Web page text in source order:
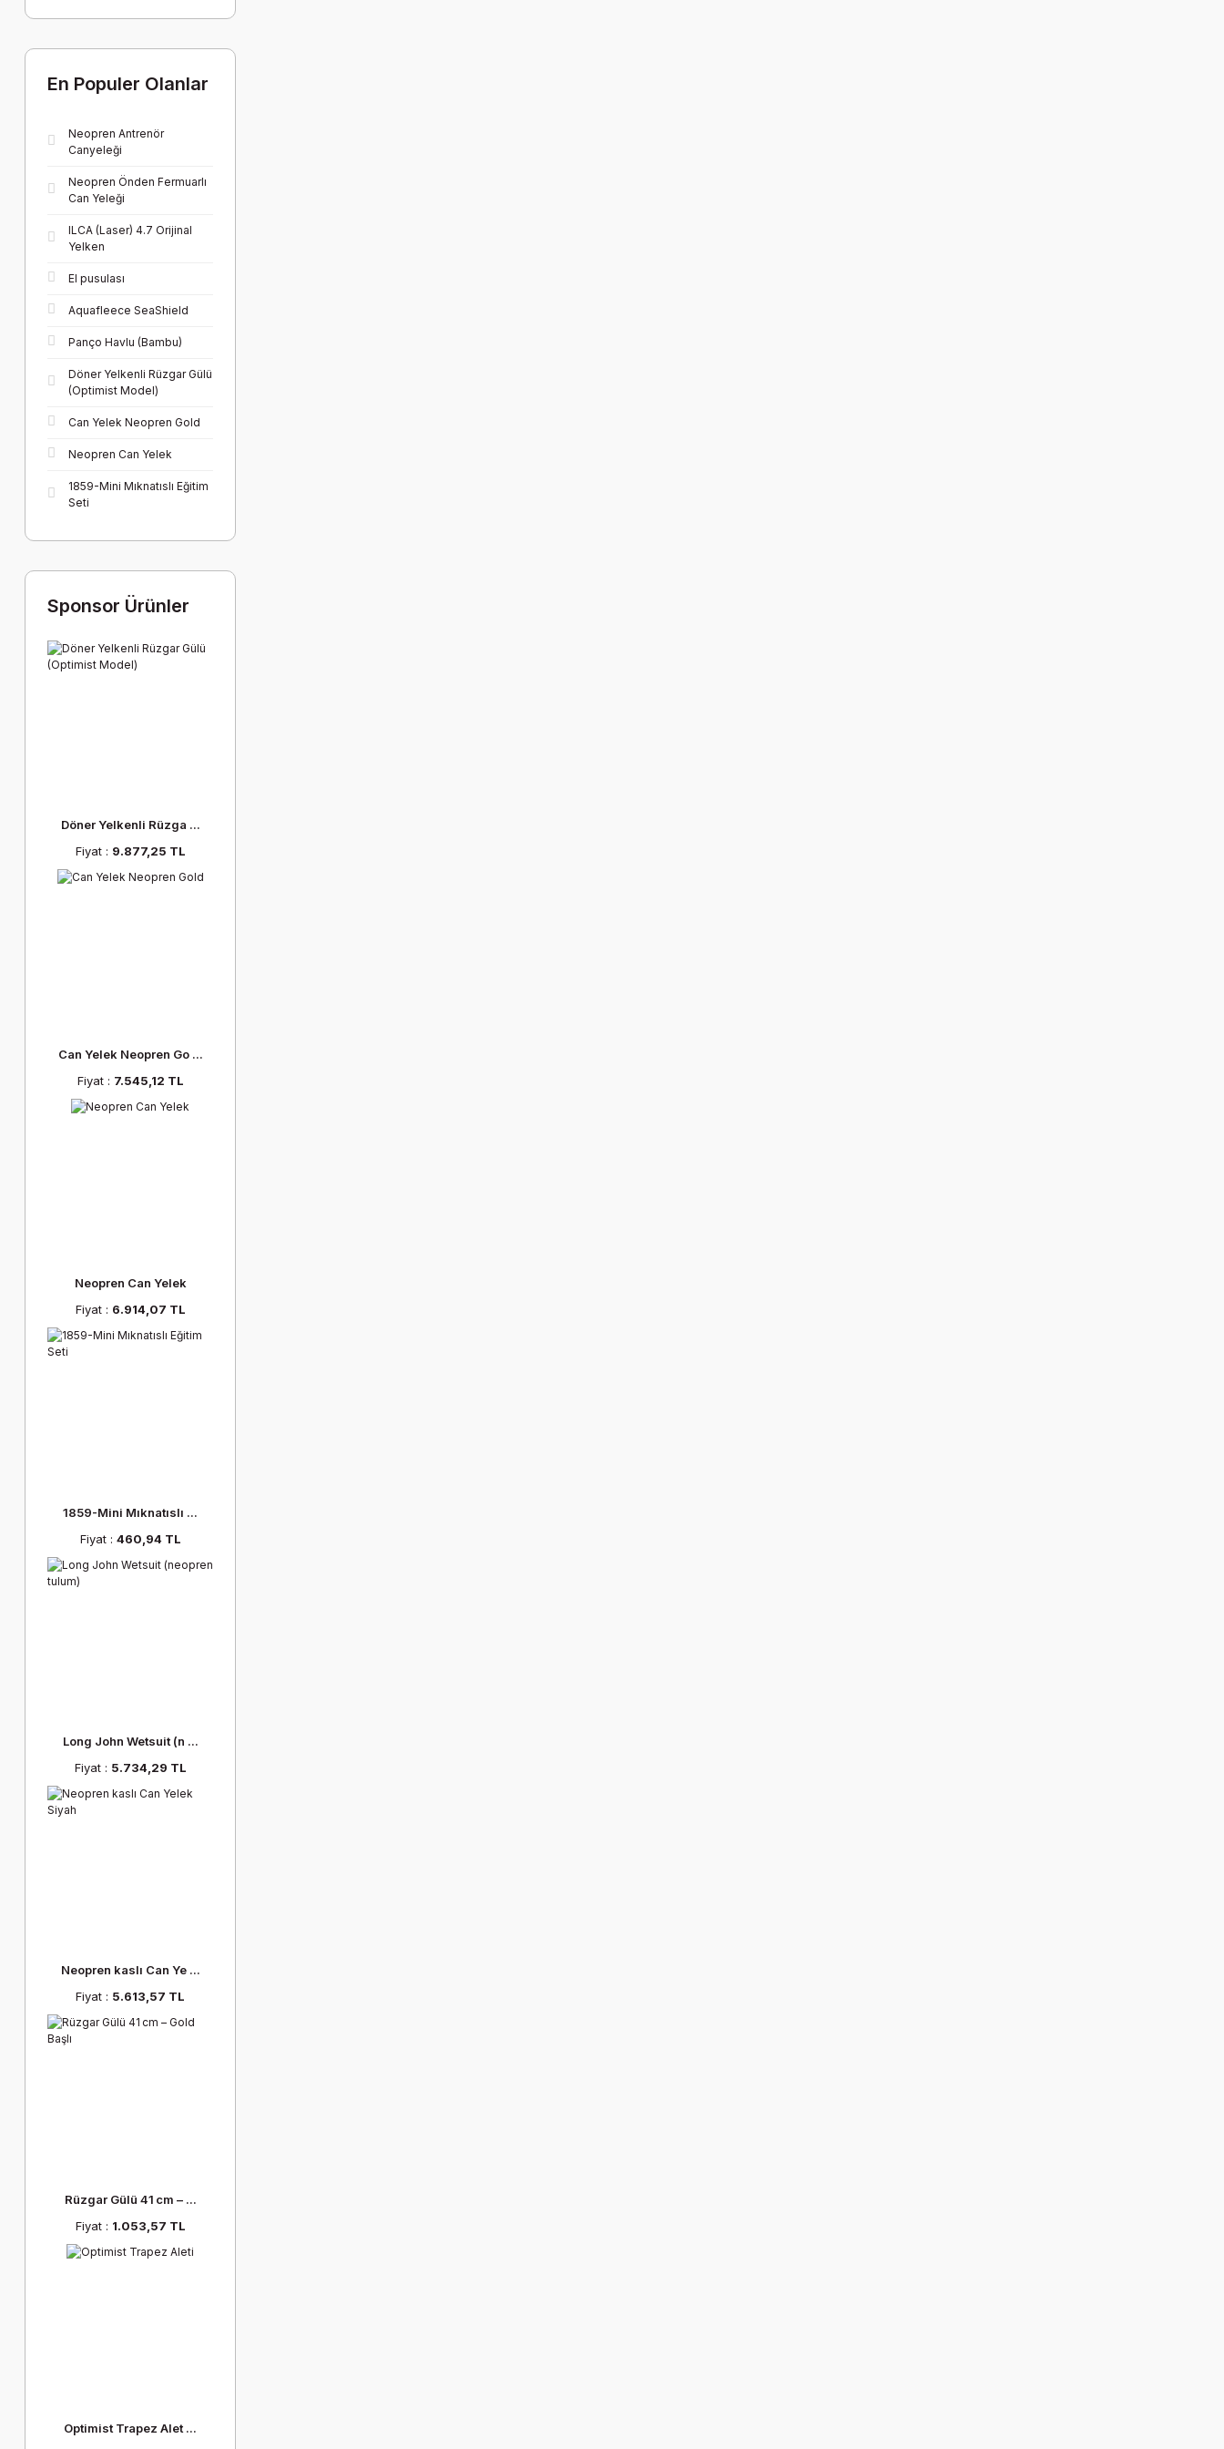
En Populer Olanlar
Neopren Antrenör
Canyeleği
Neopren Önden Fermuarlı
Can Yeleği
ILCA (Laser) 4.7 Orijinal
Yelken
El pusulası
Aquafleece SeaShield
Panço Havlu (Bambu)
Döner Yelkenli Rüzgar Gülü
(Optimist Model)
Can Yelek Neopren Gold
Neopren Can Yelek
1859-Mini Mıknatıslı Eğitim
Seti
Sponsor Ürünler
Döner Yelkenli Rüzga ...
Fiyat : 9.877,25 TL
Can Yelek Neopren Go ...
Fiyat : 7.545,12 TL
Neopren Can Yelek
Fiyat : 6.914,07 TL
1859-Mini Mıknatıslı ...
Fiyat : 460,94 TL
Long John Wetsuit (n ...
Fiyat : 5.734,29 TL
Neopren kaslı Can Ye ...
Fiyat : 5.613,57 TL
Rüzgar Gülü 41 cm – ...
Fiyat : 1.053,57 TL
Optimist Trapez Alet ...